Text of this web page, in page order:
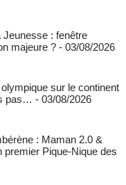
: fenêtre
majeure ? - 03/08/2026
sur le continent
pas… - 03/08/2026
: Maman 2.0 &
Pique-Nique des